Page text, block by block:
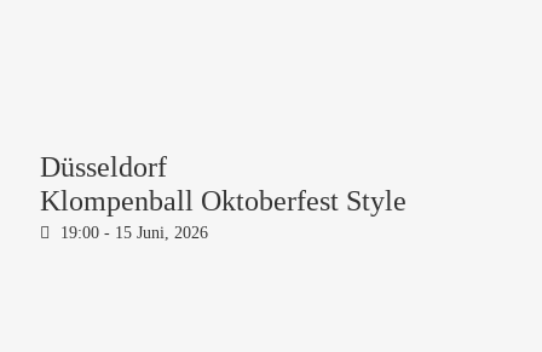
Düsseldorf
Klompenball Oktoberfest Style
19:00 - 15 Juni, 2026